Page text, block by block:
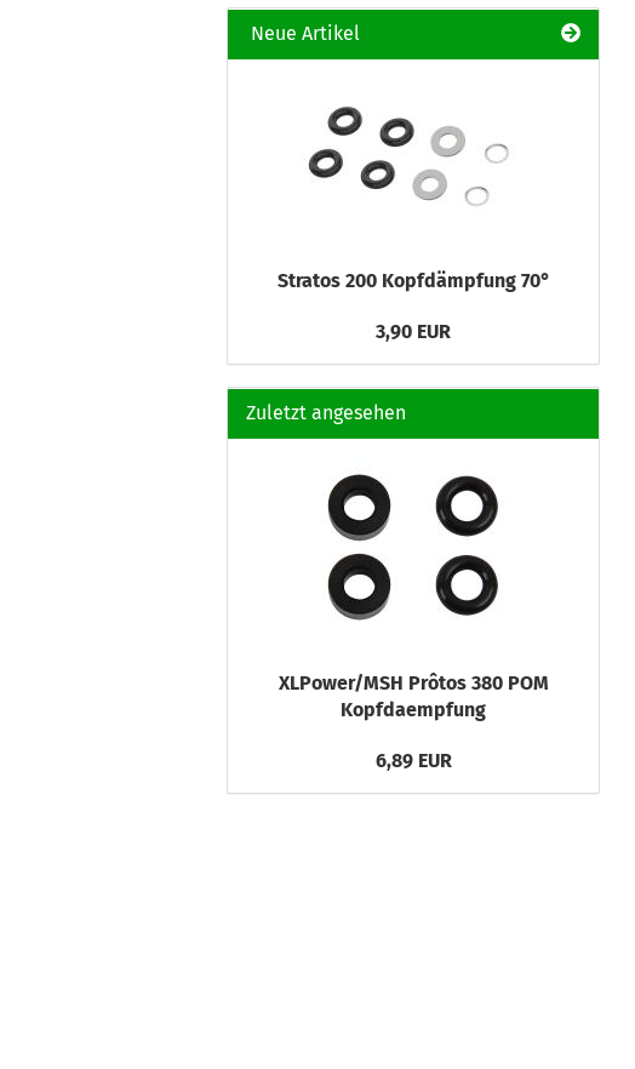
Neue Artikel
Stratos 200 Kopfdämpfung 70°
3,90 EUR
Zuletzt angesehen
XLPower/MSH Prôtos 380 POM
Kopfdaempfung
6,89 EUR